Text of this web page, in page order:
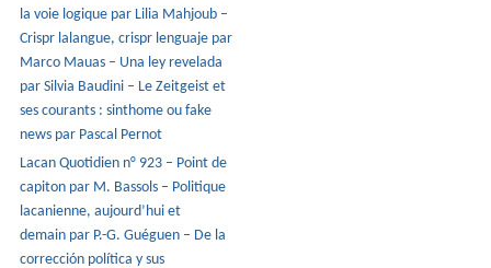
la voie logique par Lilia Mahjoub –
Crispr lalangue, crispr lenguaje par
Marco Mauas – Una ley revelada
par Silvia Baudini – Le Zeitgeist et
ses courants : sinthome ou fake
news par Pascal Pernot
Lacan Quotidien n° 923 – Point de
capiton par M. Bassols – Politique
lacanienne, aujourd’hui et
demain par P.-G. Guéguen – De la
corrección política y sus